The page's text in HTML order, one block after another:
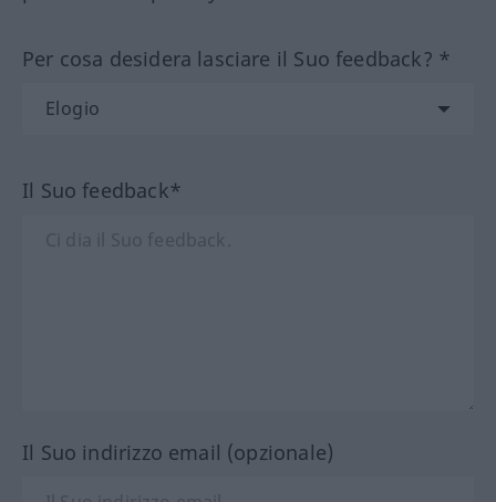
Per cosa desidera lasciare il Suo feedback? *
Il Suo feedback*
Il Suo indirizzo email (opzionale)